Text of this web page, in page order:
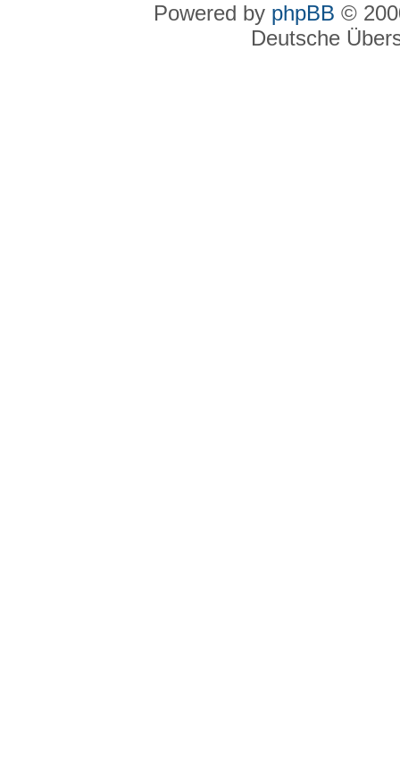
Powered by phpBB ©
Deutsche